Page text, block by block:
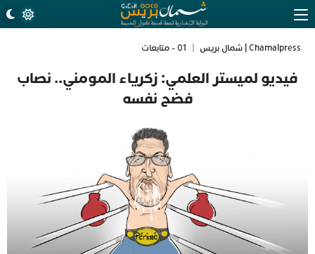
Chamalpress | شمال بريس 01 - متابعات
فيديو لميستر العلمي: زكرياء المومني.. نصاب
فضح نفسه